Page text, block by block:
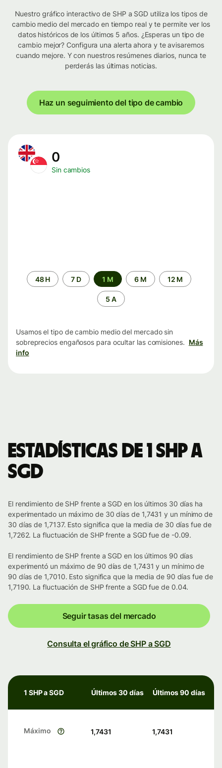
Nuestro gráfico interactivo de SHP a SGD utiliza los tipos de
cambio medio del mercado en tiempo real y te permite ver los
datos históricos de los últimos 5 años. ¿Esperas un tipo de
cambio mejor? Configura una alerta ahora y te avisaremos
cuando mejore. Y con nuestros resúmenes diarios, nunca te
perderás las últimas noticias.
Haz un seguimiento del tipo de cambio
0
Sin cambios
Periodo48 H 7 D 1 M 6 M 12 M
5 A
Usamos el tipo de cambio medio del mercado sin
sobreprecios engañosos para ocultar las comisiones. Más
info
Estadísticas de 1 SHP a
SGD
El rendimiento de SHP frente a SGD en los últimos 30 días ha
experimentado un máximo de 30 días de 1,7431 y un mínimo de
30 días de 1,7137. Esto significa que la media de 30 días fue de
1,7262. La fluctuación de SHP frente a SGD fue de -0.09.
El rendimiento de SHP frente a SGD en los últimos 90 días
experimentó un máximo de 90 días de 1,7431 y un mínimo de
90 días de 1,7010. Esto significa que la media de 90 días fue de
1,7190. La fluctuación de SHP frente a SGD fue de 0.04.
Seguir tasas del mercado
Consulta el gráfico de SHP a SGD
1 SHP a SGD Últimos 30 días Últimos 90 días
Máximo 1,7431 1,7431